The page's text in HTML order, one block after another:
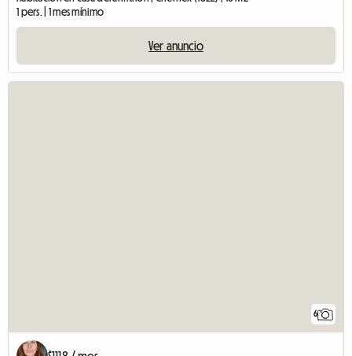
1 pers. | 1 mes mínimo
Ver anuncio
6